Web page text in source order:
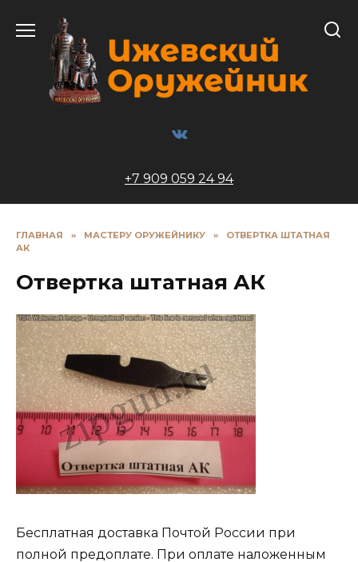
содержанию
+7 909 059 24 94
ГЛАВНАЯ » МАСТЕРУ ОРУЖЕЙНИКУ »
ОТВЕРТКА ШТАТНАЯ
АК
Отвертка штатная АК
Бесплатная доставка Почтой России при
полной предоплате. При оплате наложенным